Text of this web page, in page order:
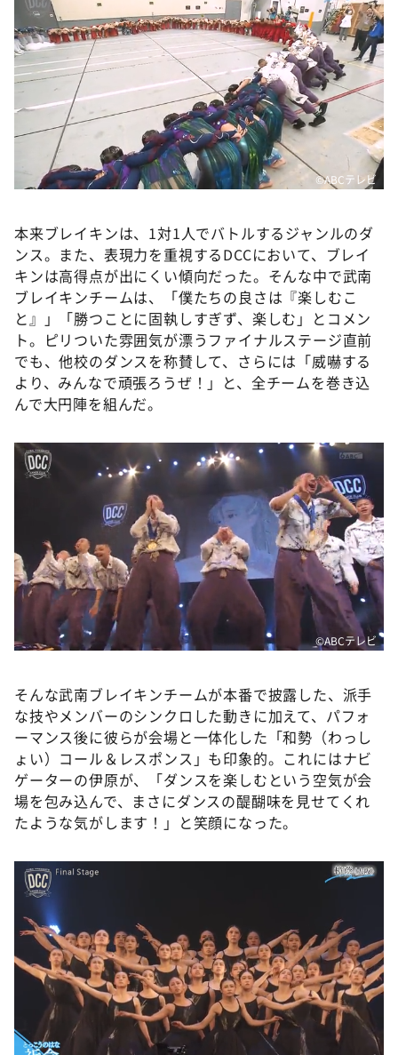
©️ABCテレビ
本来ブレイキンは、1対1人でバトルするジャンルのダ
ンス。また、表現力を重視するDCCにおいて、ブレイ
キンは高得点が出にくい傾向だった。そんな中で武南
ブレイキンチームは、「僕たちの良さは『楽しむこ
と』」「勝つことに固執しすぎず、楽しむ」とコメン
ト。ピリついた雰囲気が漂うファイナルステージ直前
でも、他校のダンスを称賛して、さらには「威嚇する
より、みんなで頑張ろうぜ！」と、全チームを巻き込
んで大円陣を組んだ。
©️ABCテレビ
そんな武南ブレイキンチームが本番で披露した、派手
な技やメンバーのシンクロした動きに加えて、パフォ
ーマンス後に彼らが会場と一体化した「和勢（わっし
ょい）コール＆レスポンス」も印象的。これにはナビ
ゲーターの伊原が、「ダンスを楽しむという空気が会
場を包み込んで、まさにダンスの醍醐味を見せてくれ
たような気がします！」と笑顔になった。